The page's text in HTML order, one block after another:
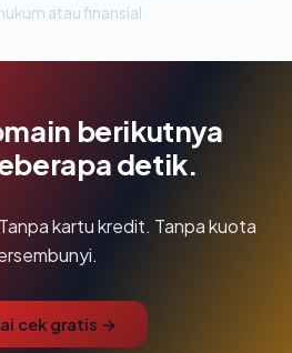
atau finansial.
berikutnya
detik.
kartu kredit. Tanpa kuota
cek gratis →